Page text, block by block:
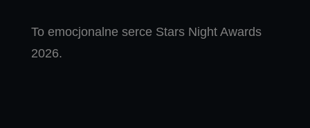
To emocjonalne serce Stars Night Awards
2026.